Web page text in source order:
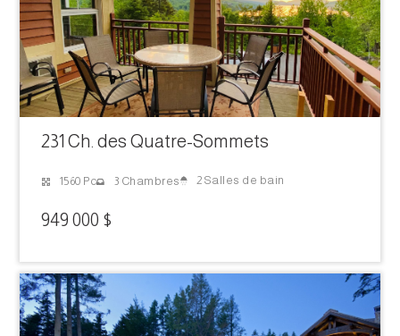
231 Ch. des Quatre-Sommets
1560 Pc 3 Chambres 2 Salles de bain
949 000 $